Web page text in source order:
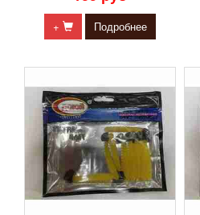
+ Подробнее